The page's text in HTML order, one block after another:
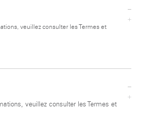
veuillez consulter les Termes et
veuillez consulter les Termes et